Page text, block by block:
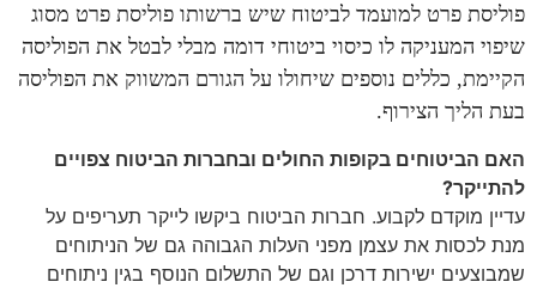
פוליסת פרט למועמד לביטוח שיש ברשותו פוליסת פרט מסוג
שיפוי המעניקה לו כיסוי ביטוחי דומה מבלי לבטל את הפוליסה
הקיימת, כללים נוספים שיחולו על הגורם המשווק את הפוליסה
בעת הליך הצירוף.
האם הביטוחים בקופות החולים ובחברות הביטוח צפויים
להתייקר?
עדיין מוקדם לקבוע. חברות הביטוח ביקשו לייקר תעריפים על
מנת לכסות את עצמן מפני העלות הגבוהה גם של הניתוחים
שמבוצעים ישירות דרכן וגם של התשלום הנוסף בגין ניתוחים